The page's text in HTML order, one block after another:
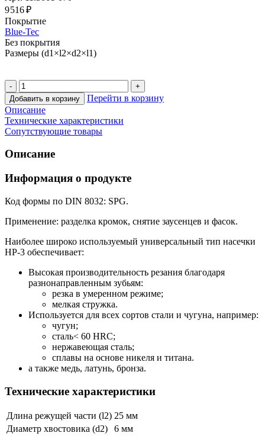
9 516 ₽
Покрытие
Blue-Tec
Без покрытия
Размеры (d1×l2×d2×l1)
Добавить в корзину
Перейти в корзину
Описание
Технические характеристики
Сопутствующие товары
Описание
Информация о продукте
Код формы по DIN 8032: SPG.
Применение: разделка кромок, снятие заусенцев и фасок.
Наиболее широко используемый универсальный тип насечки
HP-3 обеспечивает:
Высокая производительность резания благодаря
разнонаправленным зубьям:
резка в умеренном режиме;
мелкая стружка.
Используется для всех сортов стали и чугуна, например:
чугун;
сталь< 60 HRC;
нержавеющая сталь;
сплавы на основе никеля и титана.
а также медь, латунь, бронза.
Технические характеристики
Длина режущей части (l2) 25 мм
Диаметр хвостовика (d2)
6 мм